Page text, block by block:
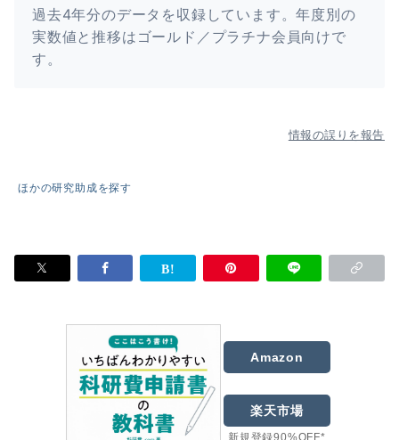
過去4年分のデータを収録しています。年度別の
実数値と推移はゴールド／プラチナ会員向けで
す。
情報の誤りを報告
ほかの研究助成を探す
Amazon
楽天市場
新規登録90%OFF*